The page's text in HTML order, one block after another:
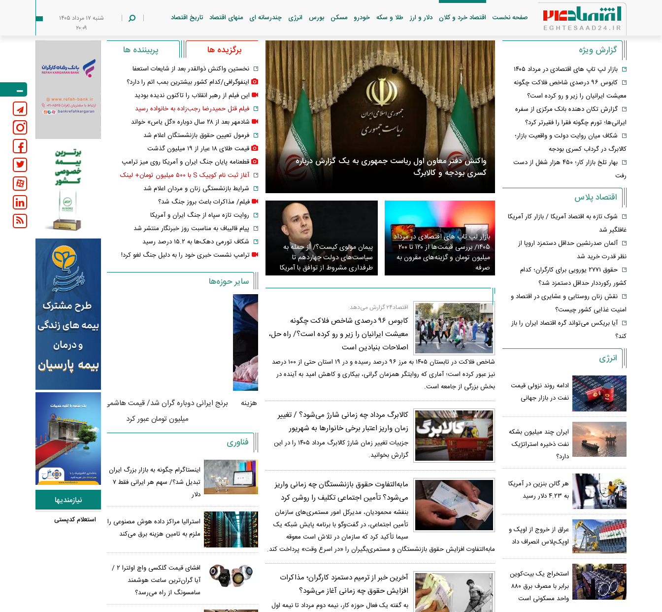
صفحه نخست اقتصاد خرد و کلان دلار و ارز طلا و سکه خودرو مسکن بورس انرژی چندرسانه ای منهای اقتصاد تاریخ اقتصاد
شنبه ۱۷ مرداد ۱۴۰۵
۲۰:۰۹
واکنش دفتر معاون اول ریاست جمهوری به یک گزارش درباره
کسری بودجه و کالابرگ
بازار لپ‌ تاپ‌ های اقتصادی در مرداد
۱۴۰۵/ بررسی قیمت‌ها از ۱۲۰ تا ۲۰۰
میلیون تومان و گزینه‌های مقرون‌ به‌
صرفه
پیمان مولوی کیست؟/ از حمله به
سیاست‌های دولت چهاردهم تا
طرفداری مشروط از توافق با آمریکا
اقتصاد۲۴ گزارش می‌دهد:
کابوس ۹۶ درصدی شاخص فلاکت چگونه
معیشت ایرانیان را زیر و رو کرده است؟/ راه حل،
اصلاحات بنیادین است
شاخص فلاکت در تابستان ۱۴۰۵ به مرز ۹۶ درصد رسیده و در ۱۹ استان حتی از ۱۰۰ درصد
نیز عبور کرده است؛ آماری که روایتگر همزمان گرانی، بیکاری و کاهش امید به آینده در
بخش بزرگی از جامعه است.
کالابرگ مرداد چه زمانی شارژ می‌شود؟ / تغییر
زمان واریز اعتبار برخی خانوارها به شهریور
جزییات تغییر زمان شارژ کالابرگ مرداد ۱۴۰۵ را در این
گزارش بخوانید.
مابه‌التفاوت حقوق بازنشستگان چه زمانی واریز
می‌شود؟ تأمین اجتماعی تکلیف را روشن کرد
بنفشه محمودیان، مدیرکل امور مستمری‌های سازمان
تأمین اجتماعی، در گفت‌و‌گو با برنامه پایش شبکه یک
سیما تأکید کرد که سازمان در تلاش است معوقه
مابه‌التفاوت افزایش حقوق بازنشستگان و مستمری‌بگیران را «در اسرع وقت» پرداخت کند.
آخرین خبر از ترمیم دستمزد کارگران؛ مذاکرات
افزایش حقوق چه زمانی آغاز می‌شود؟
به گفته یک فعال حوزه کار، نیمه دوم مرداد تا نیمه اول
گزارش ویژه
بازار لپ‌ تاپ‌ های اقتصادی در مرداد ۱۴۰۵
کابوس ۹۶ درصدی شاخص فلاکت چگونه
معیشت ایرانیان را زیر و رو کرده است؟
گزارش تکان‌ دهنده بانک مرکزی از سفره
ایرانی‌ها؛ تورم چگونه فقرا را فقیرتر کرد؟
شکاف میان روایت دولت و واقعیت بازار؛
کالابرگ در گرداب کسری بودجه
بهار تلخ بازار کار؛ ۴۵۰ هزار شغل از دست
رفت
اقتصاد پلاس
شوک تازه به اقتصاد آمریکا / بازار کار آمریکا
غافلگیر شد
آلمان صدرنشین حداقل دستمزد اروپا از
نظر قدرت خرید شد
حقوق ۲۷۷۱ یورویی برای کارگران؛ کدام
کشور رکورددار حداقل دستمزد شد؟
نقش زنان روستایی و عشایری در اقتصاد و
امنیت غذایی کشور چیست؟
آیا بریکس می‌تواند گره اقتصاد ایران را باز
کند؟
انرژی
ادامه روند نزولی قیمت
نفت در بازار جهانی
ایران چند میلیون بشکه
نفت ذخیره استراتژیک
دارد؟
هر گالن بنزین در آمریکا
به ۴.۲۳ دلار رسید
عراق از خروج از اوپک و
اوپک‌پلاس انصراف داد
استخراج یک بیت‌کوین
برابر با مصرف برق ۸۸۰
واحد مسکونی است
برگزیده ها پربیننده ها
نخستین واکنش ذوالقدر بعد از شایعات استعفا
اینفوگرافی/کدام کشور بیشترین بمب اتم را دارد؟
این فیلم از رهبر انقلاب را تاکنون ندیده بودید
فیلم قتل حمیدرضا رجب‌زاده به خانواده رسید
شادمهر بعد از ۲۸ سال دوباره «گل یاس» خواند
فرمول تعیین حقوق بازنشستگان اعلام شد
قیمت طلای ۱۸ عیار از ۱۹ میلیون گذشت
قطعنامه پایان جنگ ایران و آمریکا روی میز ترامپ
آغاز ثبت نام کوییک S با ۵۰۰ میلیون تومان+ لینک
شرایط بازنشستگی زنان و مردان اعلام شد
فیلم/ مذاکرات باعث بروز جنگ شد؟
روایت تازه سپاه از جنگ ایران و آمریکا
پیام قالیباف به مناسبت روز خبرنگار منتشر شد
شکاف تورمی دهک‌ها به ۱۵.۲ درصد رسید
ترامپ نشست خبری خود را به دلیل جنگ لغو کرد!
سایر حوزه‌ها
گران شد/ قیمت هاشمی از نیم
تومان عبور کرد
قیمت برنج دوباره تغییر کرد/ نرخ جدید انواع برنج
ایرانی و خارجی
قیمت واقعی مرغ لو رفت/ مرغ ارزان‌تر از هزینه
تولید فروخته می‌شود!
برنج ایرانی دوباره گران شد/ قیمت هاشمی از نیم
میلیون تومان عبور کرد
قیمت برنج دوباره تغییر کرد/ نرخ
ایرانی و خارجی
فناوری
اینستاگرام چگونه به بازار بزرگ ایران
تبدیل شد؟/ سهم هر ایرانی فقط ۷
دلار
استرالیا مراکز داده هوش مصنوعی را
ملزم به تامین هزینه برق می‌کند
افشای قیمت گلکسی واچ اولترا ۲ /
آیا گران‌ترین ساعت هوشمند
سامسونگ از راه می‌رسد؟
نیازمندیها
استعلام کدپستی